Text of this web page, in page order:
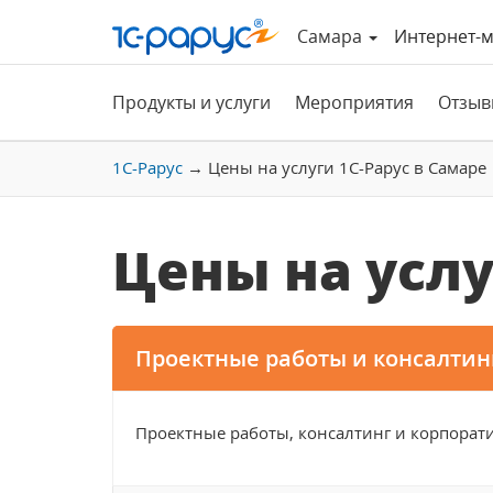
Самара Интернет-
Продукты и услуги Мероприятия
1С-Рарус → Цены на услуги 1С-Рарус в Самаре
Цены на
Проектные работы и
Проектные работы, консалтинг и